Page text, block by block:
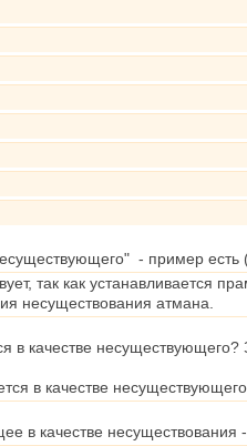
- пример есть
так как устанавливается
несуществования атмана.
в качестве несуществующего?
в качестве
в качестве